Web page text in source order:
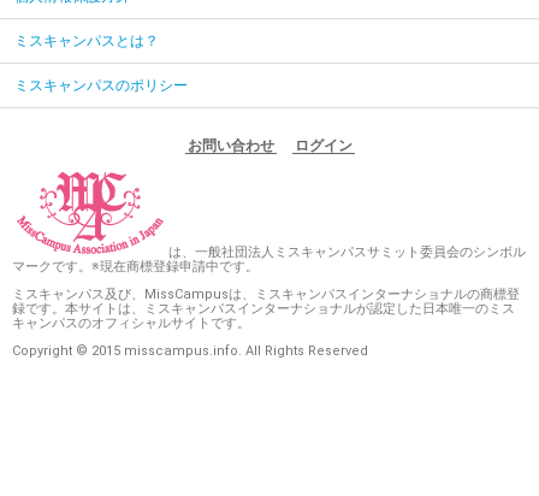
ミスキャンパスとは？
ミスキャンパスのポリシー
お問い合わせ ログイン
は、一般社団法人ミスキャンパスサミット委員会のシンボル
マークです。※現在商標登録申請中です。
ミスキャンパス及び、MissCampusは、ミスキャンパスインターナショナルの商標登
録です。本サイトは、ミスキャンパスインターナショナルが認定した日本唯一のミス
キャンパスのオフィシャルサイトです。
Copyright © 2015 misscampus.info. All Rights Reserved